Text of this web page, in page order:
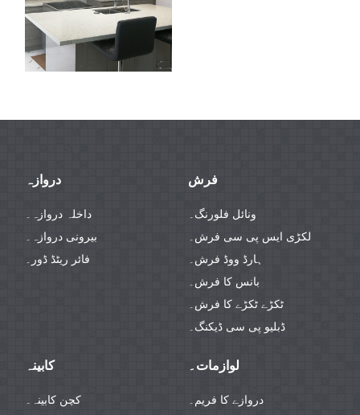
دروازہ
داخلہ دروازہ۔
بیرونی دروازہ۔
فائر ریٹڈ ڈور۔
فرش
ونائل فلورنگ۔
لکڑی ایس پی سی فرش۔
ہارڈ ووڈ فرش۔
بانس کا فرش۔
ٹکڑے ٹکڑے کا فرش۔
ڈبلیو پی سی ڈیکنگ۔
کابینہ
کچن کابینہ۔
لوازمات۔
دروازے کا فریم۔